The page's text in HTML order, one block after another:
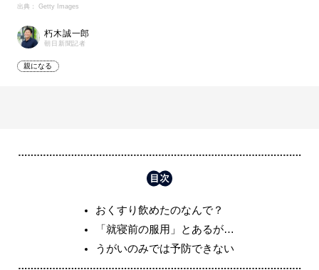
出典： Getty Images
朽木誠一郎
朝日新聞記者
親になる
おくすり飲めたのなんで？
「就寝前の服用」とあるが…
うがいのみでは予防できない